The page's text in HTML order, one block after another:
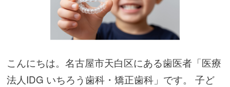
こんにちは。名古屋市天白区にある歯医者「医療
法人IDG いちろう歯科・矯正歯科」です。 子ど